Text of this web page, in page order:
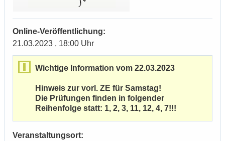
Online-Veröffentlichung:
21.03.2023 , 18:00 Uhr
Wichtige Information vom 22.03.2023
Hinweis zur vorl. ZE für Samstag!
Die Prüfungen finden in folgender
Reihenfolge statt: 1, 2, 3, 11, 12, 4, 7!!!
Veranstaltungsort: